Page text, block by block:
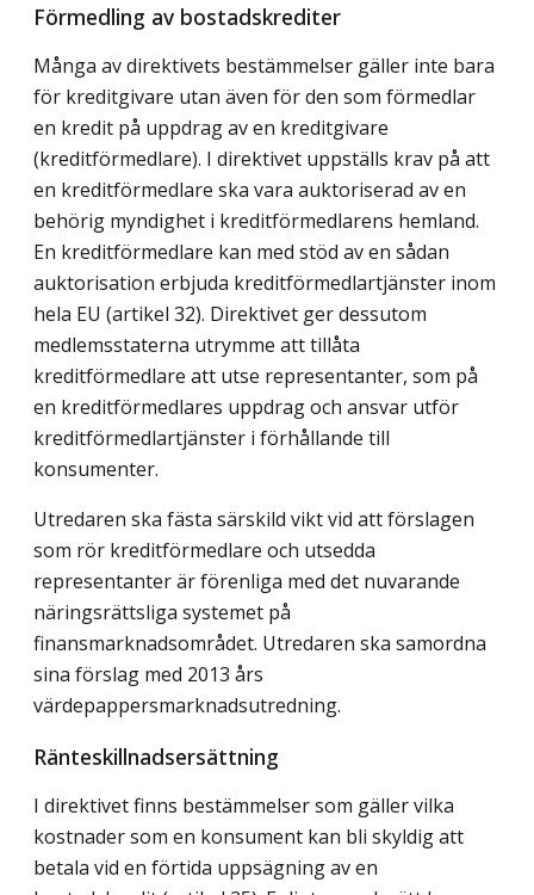
Förmedling av bostadskrediter
Många av direktivets bestämmelser gäller inte bara
för kreditgivare utan även för den som förmedlar
en kredit på uppdrag av en kreditgivare
(kreditförmedlare). I direktivet uppställs krav på att
en kreditförmedlare ska vara auktoriserad av en
behörig myndighet i kreditförmedlarens hemland.
En kreditförmedlare kan med stöd av en sådan
auktorisation erbjuda kreditförmedlartjänster inom
hela EU (artikel 32). Direktivet ger dessutom
medlemsstaterna utrymme att tillåta
kreditförmedlare att utse representanter, som på
en kreditförmedlares uppdrag och ansvar utför
kreditförmedlartjänster i förhållande till
konsumenter.
Utredaren ska fästa särskild vikt vid att förslagen
som rör kreditförmedlare och utsedda
representanter är förenliga med det nuvarande
näringsrättsliga systemet på
finansmarknadsområdet. Utredaren ska samordna
sina förslag med 2013 års
värdepappersmarknadsutredning.
Ränteskillnadsersättning
I direktivet finns bestämmelser som gäller vilka
kostnader som en konsument kan bli skyldig att
betala vid en förtida uppsägning av en